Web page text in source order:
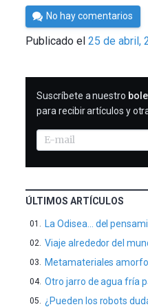
Por
César
Tomé
No hay comentarios
Publicado el25 de abril,
SUSCRIBIRME
Suscríbete a nuestro
para recibir artículos y
ÚLTIMOS ARTÍCULOS
La Odisea… del
Viaje alrededor del
Metamateriales
Otro jarro de agua fría
¿Pueden los robots